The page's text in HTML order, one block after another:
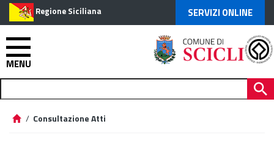
Regione Siciliana SERVIZI ONLINE
MENU
/ Consultazione Atti